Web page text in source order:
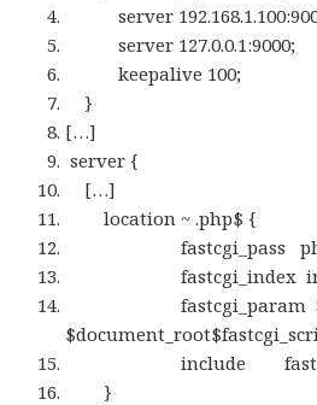
server
server 127.0.0.1:9000;
keepalive 100;
}
[…]
server {
[…]
location ~ .php$ {
fastcgi_pass php-
fastcgi_index
fastcgi_param
include
}